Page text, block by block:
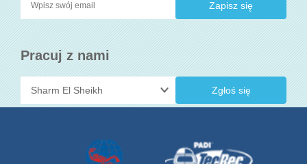
Pracuj z nami
Zgłoś się